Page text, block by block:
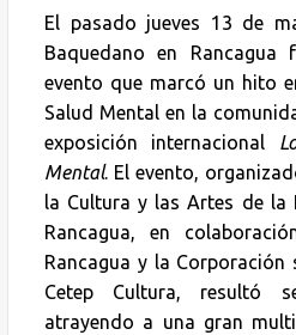
El pasado jueves 13 de
Baquedano en
evento que marcó un hito
Salud Mental en la
exposición internacional
Mental. El evento,
la Cultura y las Artes de la
Rancagua, en
Rancagua y la
Cetep Cultura, resultó
atrayendo a una gran